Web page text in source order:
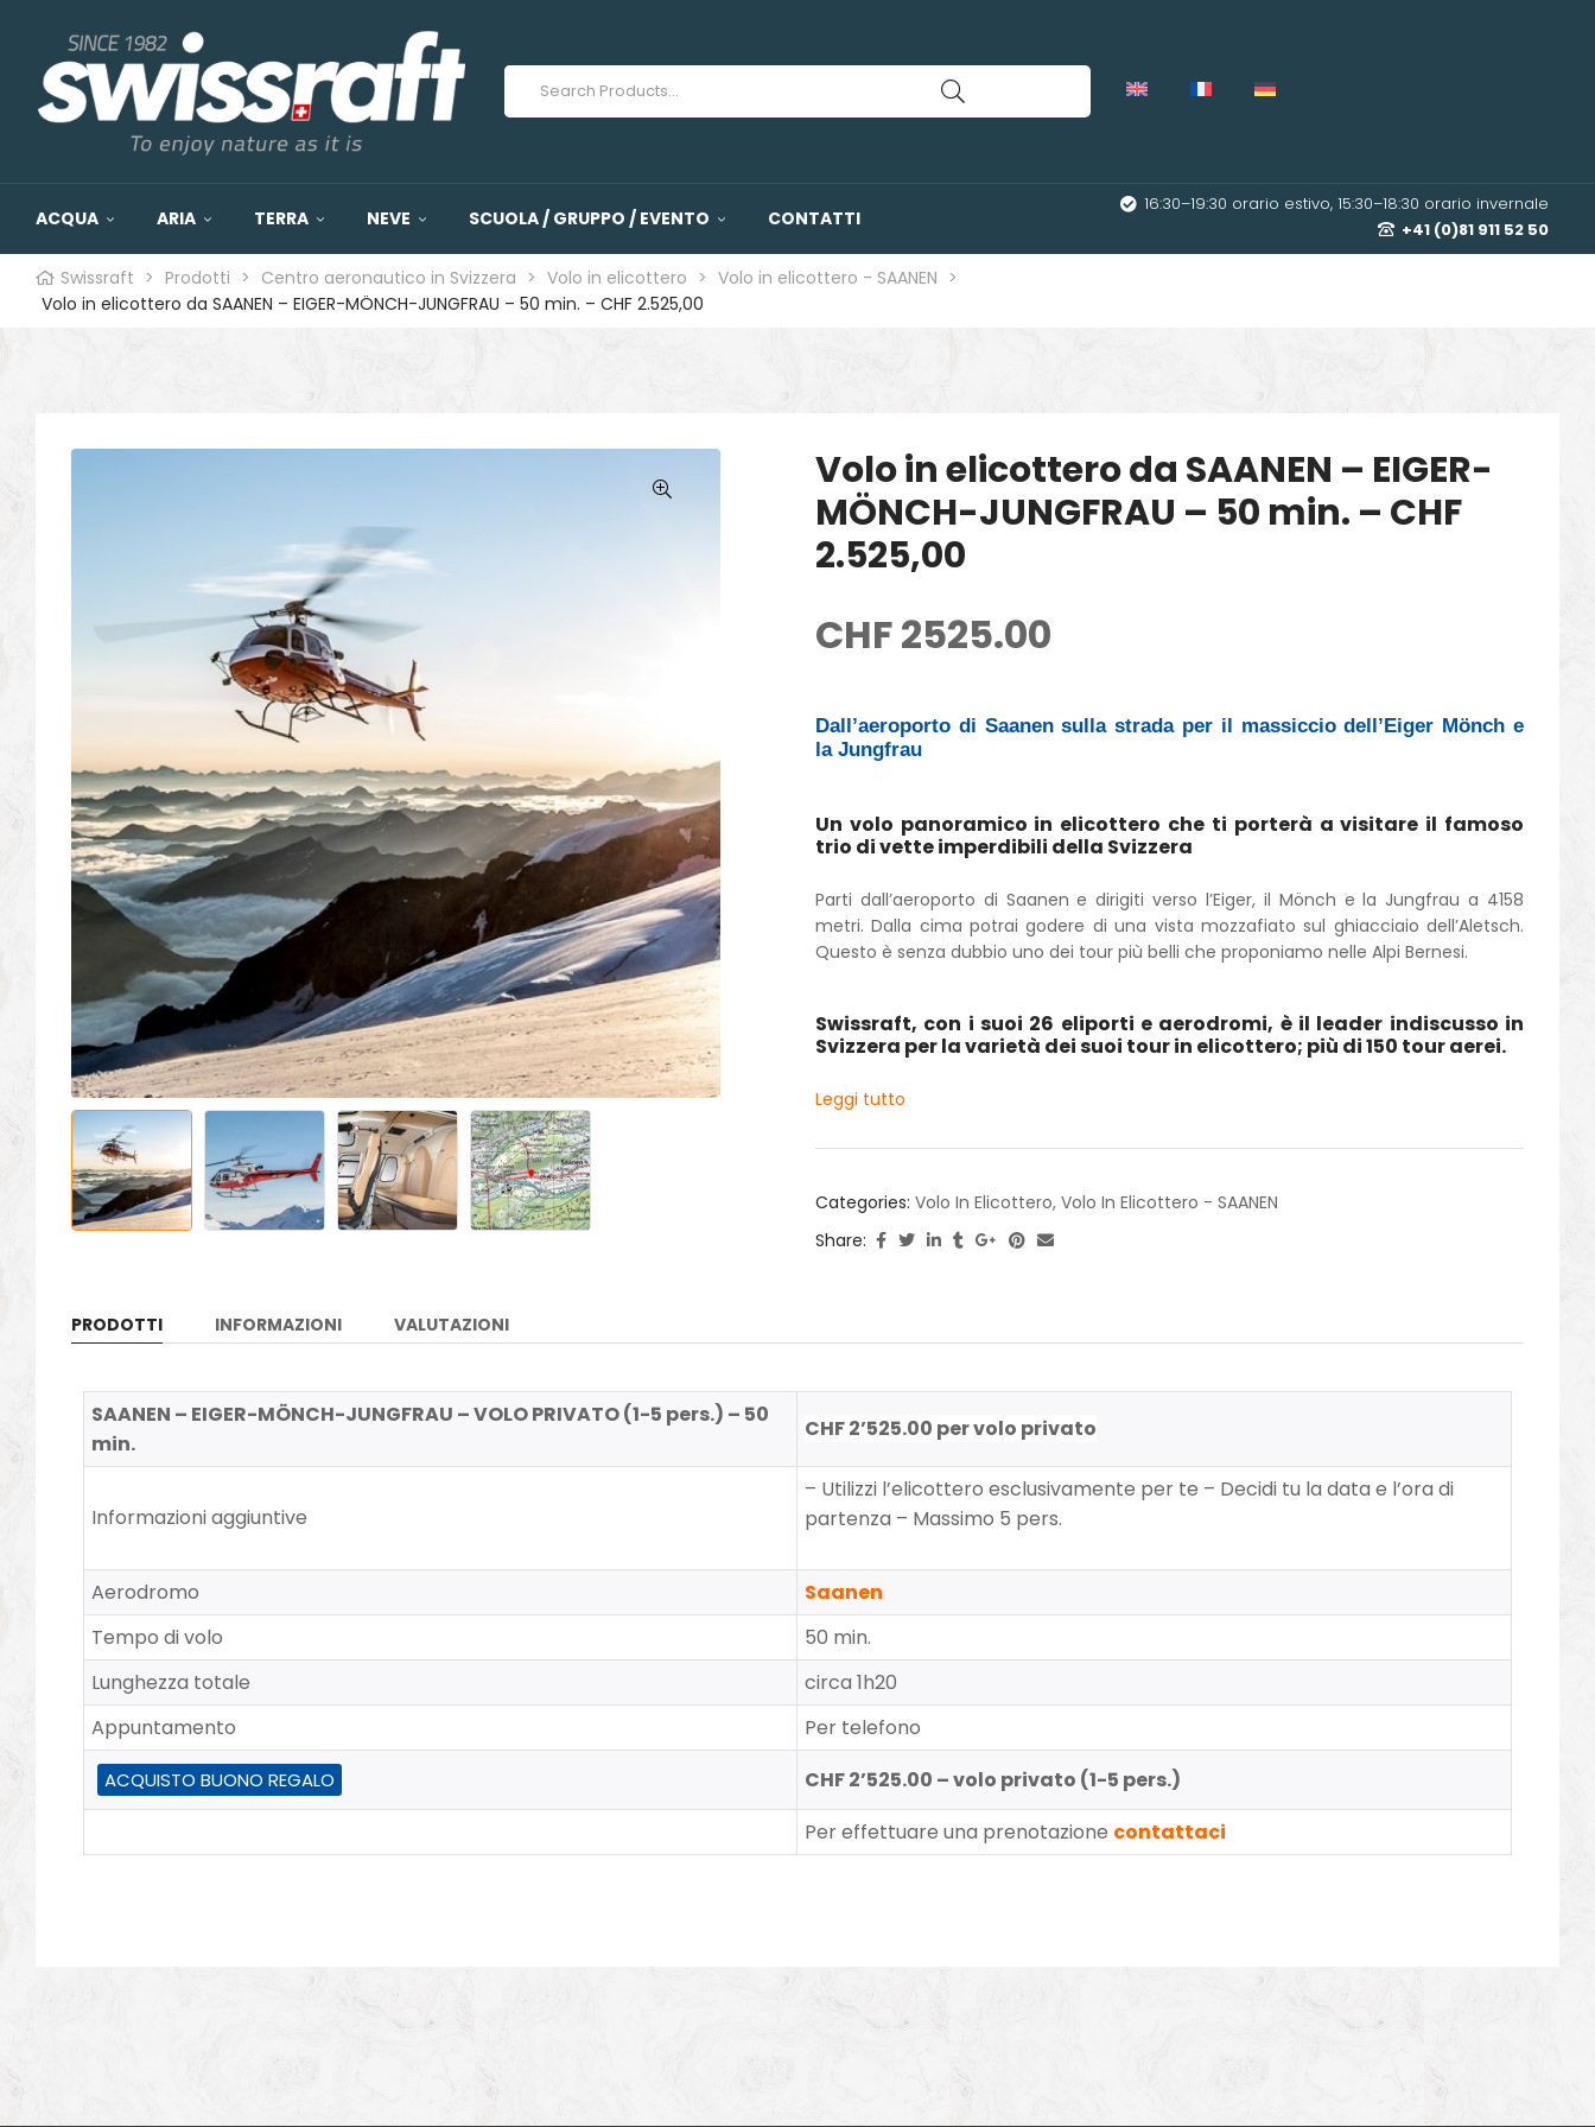
ACQUA ARIA TERRA NEVE SCUOLA / GRUPPO / EVENTO CONTATTI
16:30–19:30 orario estivo, 15:30–18:30 orario invernale
+41 (0)81 911 52 50
Swissraft > Prodotti > Centro aeronautico in Svizzera > Volo in elicottero > Volo in elicottero - SAANEN >
Volo in elicottero da SAANEN – EIGER-MÖNCH-JUNGFRAU – 50 min. – CHF 2.525,00
Volo in elicottero da SAANEN – EIGER-
MÖNCH-JUNGFRAU – 50 min. – CHF
2.525,00
CHF2525.00
Dall’aeroporto di Saanen sulla strada per il massiccio dell’Eiger Mönch e
la Jungfrau
Un volo panoramico in elicottero che ti porterà a visitare il famoso
trio di vette imperdibili della Svizzera
Parti dall’aeroporto di Saanen e dirigiti verso l’Eiger, il Mönch e la Jungfrau a 4158
metri. Dalla cima potrai godere di una vista mozzafiato sul ghiacciaio dell’Aletsch.
Questo è senza dubbio uno dei tour più belli che proponiamo nelle Alpi Bernesi.
Swissraft, con i suoi 26 eliporti e aerodromi, è il leader indiscusso in
Svizzera per la varietà dei suoi tour in elicottero; più di 150 tour aerei.
Leggi tutto
Categories: Volo In Elicottero, Volo In Elicottero - SAANEN
Share:
PRODOTTI INFORMAZIONI VALUTAZIONI
SAANEN – EIGER-MÖNCH-JUNGFRAU – VOLO PRIVATO (1-5 pers.) – 50
min.
CHF 2’525.00 per volo privato
Informazioni aggiuntive
– Utilizzi l’elicottero esclusivamente per te – Decidi tu la data e l’ora di
partenza – Massimo 5 pers.
Aerodromo
Saanen
Tempo di volo
50 min.
Lunghezza totale
circa 1h20
Appuntamento
Per telefono
ACQUISTO BUONO REGALO
CHF 2’525.00 – volo privato (1-5 pers.)
Per effettuare una prenotazione contattaci